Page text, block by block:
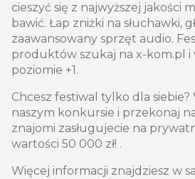
cieszyć się z najwyższej jakości
bawić. Łap zniżki na słuchawki,
zaawansowany sprzęt audio.
produktów szukaj na x-kom.pl i
poziomie +1.
Chcesz festiwal tylko dla siebie?
naszym konkursie i przekonaj
znajomi zasługujecie na
wartości 50 000 zł! .
Więcej informacji znajdziesz w